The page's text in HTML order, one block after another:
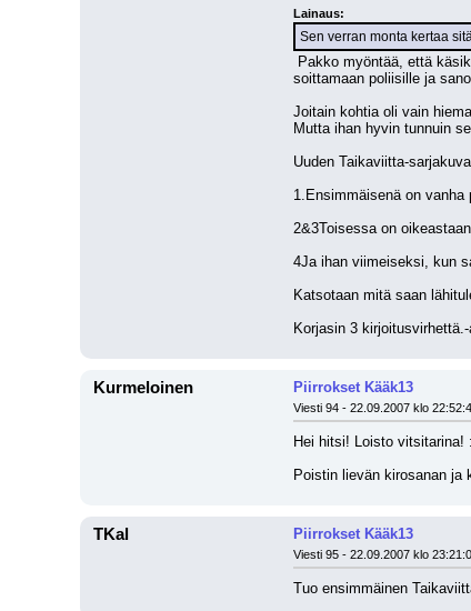
Lainaus:
Sen verran monta kertaa
soittamaan poliisille ja
Joitain kohtia oli vain
Mutta ihan hyvin tunnuin
Uuden Taikaviitta-
1.Ensimmäisenä on
2&3Toisessa on
4Ja ihan viimeiseksi, kun
Katsotaan mitä saan
Korjasin 3
Kurmeloinen Piirrokset Kääk13
Viesti 94 - 22.09.2007 klo
Hei hitsi! Loisto vitsitarina!
Poistin lievän kirosanan ja
TKal Piirrokset Kääk13
Viesti 95 - 22.09.2007 klo
Tuo ensimmäinen